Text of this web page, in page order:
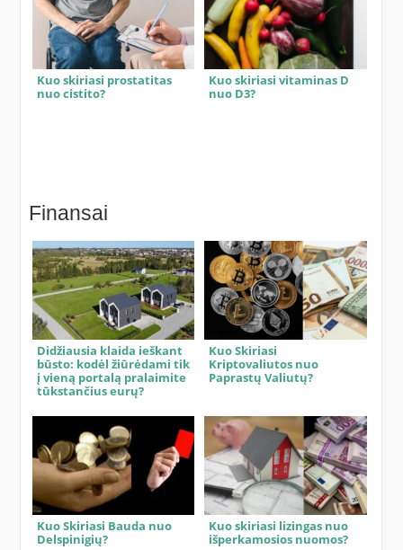
Kuo skiriasi prostatitas
nuo cistito?
Kuo skiriasi vitaminas D
nuo D3?
Finansai
Didžiausia klaida ieškant
būsto: kodėl žiūrėdami tik
į vieną portalą pralaimite
tūkstančius eurų?
Kuo Skiriasi
Kriptovaliutos nuo
Paprastų Valiutų?
Kuo Skiriasi Bauda nuo
Delspinigių?
Kuo skiriasi lizingas nuo
išperkamosios nuomos?